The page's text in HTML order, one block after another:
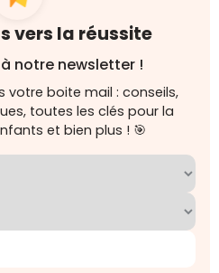
vers la réussite
notre newsletter !
votre boite mail : conseils,
toutes les clés pour la
et bien plus ! 🎯